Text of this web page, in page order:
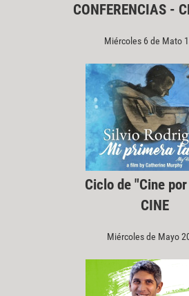
CONFERENCIAS -
Miércoles 6 de Mato
Ciclo de "Cine
CINE
Miércoles de Mayo